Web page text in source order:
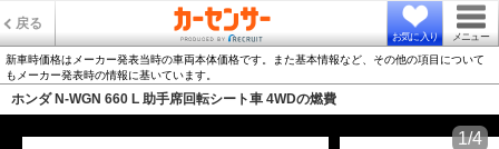
戻る
お気に入り メニュー
新車時価格はメーカー発表当時の車両本体価格です。また基本情報など、その他の項目について
もメーカー発表時の情報に基いています。
ホンダ N-WGN 660 L 助手席回転シート車 4WDの燃費
1/4